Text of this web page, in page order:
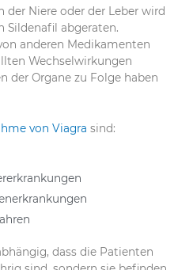
der Niere oder der Leber wird
Sildenafil abgeraten.
anderen Medikamenten
Wechselwirkungen
der Organe zu Folge haben
von Viagra sind:
dass die Patienten